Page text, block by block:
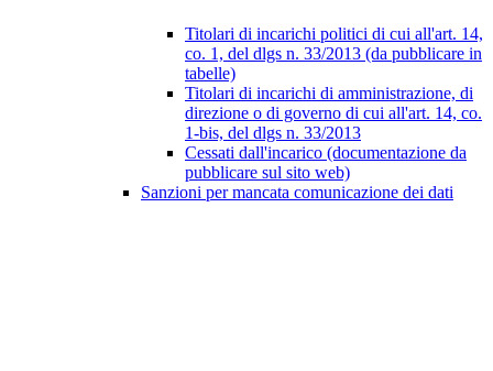
Titolari di incarichi politici di cui all'art. 14,
co. 1, del dlgs n. 33/2013 (da pubblicare in
tabelle)
Titolari di incarichi di amministrazione, di
direzione o di governo di cui all'art. 14, co.
1-bis, del dlgs n. 33/2013
Cessati dall'incarico (documentazione da
pubblicare sul sito web)
Sanzioni per mancata comunicazione dei dati